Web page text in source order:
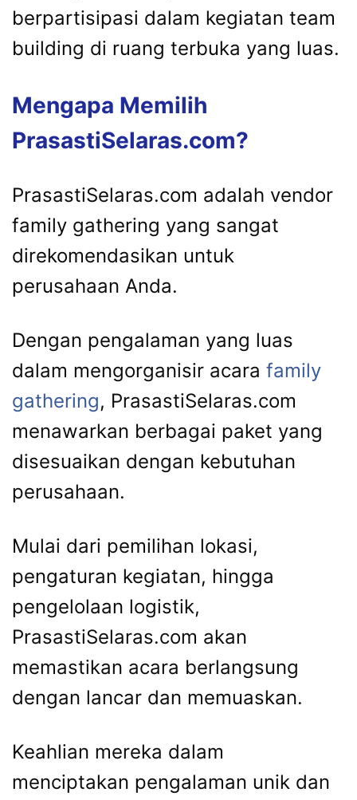
berpartisipasi dalam kegiatan team
building di ruang terbuka yang luas.
Mengapa Memilih
PrasastiSelaras.com?
PrasastiSelaras.com adalah vendor
family gathering yang sangat
direkomendasikan untuk
perusahaan Anda.
Dengan pengalaman yang luas
dalam mengorganisir acara family
gathering, PrasastiSelaras.com
menawarkan berbagai paket yang
disesuaikan dengan kebutuhan
perusahaan.
Mulai dari pemilihan lokasi,
pengaturan kegiatan, hingga
pengelolaan logistik,
PrasastiSelaras.com akan
memastikan acara berlangsung
dengan lancar dan memuaskan.
Keahlian mereka dalam
menciptakan pengalaman unik dan